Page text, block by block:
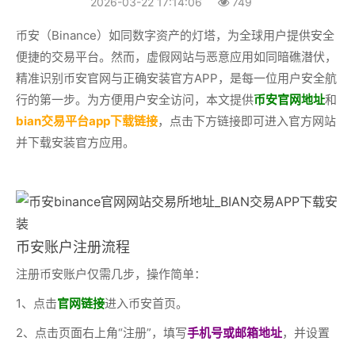
币安（Binance）如同数字资产的灯塔，为全球用户提供安全
便捷的交易平台。然而，虚假网站与恶意应用如同暗礁潜伏，
精准识别币安官网与正确安装官方APP，是每一位用户安全航
行的第一步。为方便用户安全访问，本文提供币安官网地址和
bian交易平台app下载链接，点击下方链接即可进入官方网站
并下载安装官方应用。
币安账户注册流程
注册币安账户仅需几步，操作简单：
1、点击官网链接进入币安首页。
2、点击页面右上角“注册”，填写手机号或邮箱地址，并设置